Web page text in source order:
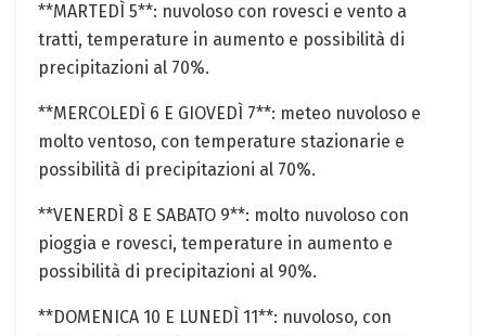
**MARTEDÌ 5**: nuvoloso con rovesci e vento a
tratti, temperature in aumento e possibilità di
precipitazioni al 70%.
**MERCOLEDÌ 6 E GIOVEDÌ 7**: meteo nuvoloso e
molto ventoso, con temperature ⁢stazionarie e‍
possibilità di precipitazioni al 70%.
**VENERDÌ 8 E SABATO 9**: molto nuvoloso con⁢
pioggia e⁤ rovesci, temperature in aumento​ e
possibilità di precipitazioni al 90%.
**DOMENICA 10 E LUNEDÌ 11**: nuvoloso, con